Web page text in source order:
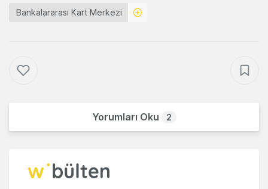
Bankalararası Kart Merkezi
Yorumları Oku 2